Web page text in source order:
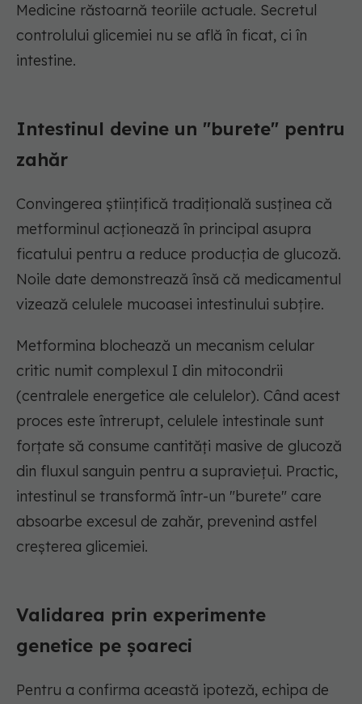
Medicine răstoarnă teoriile actuale. Secretul
controlului glicemiei nu se află în ficat, ci în
intestine.
Intestinul devine un "burete" pentru
zahăr
Convingerea științifică tradițională susținea că
metforminul acționează în principal asupra
ficatului pentru a reduce producția de glucoză.
Noile date demonstrează însă că medicamentul
vizează celulele mucoasei intestinului subțire.
Metformina blochează un mecanism celular
critic numit complexul I din mitocondrii
(centralele energetice ale celulelor). Când acest
proces este întrerupt, celulele intestinale sunt
forțate să consume cantități masive de glucoză
din fluxul sanguin pentru a supraviețui. Practic,
intestinul se transformă într-un "burete" care
absoarbe excesul de zahăr, prevenind astfel
creșterea glicemiei.
Validarea prin experimente
genetice pe șoareci
Pentru a confirma această ipoteză, echipa de